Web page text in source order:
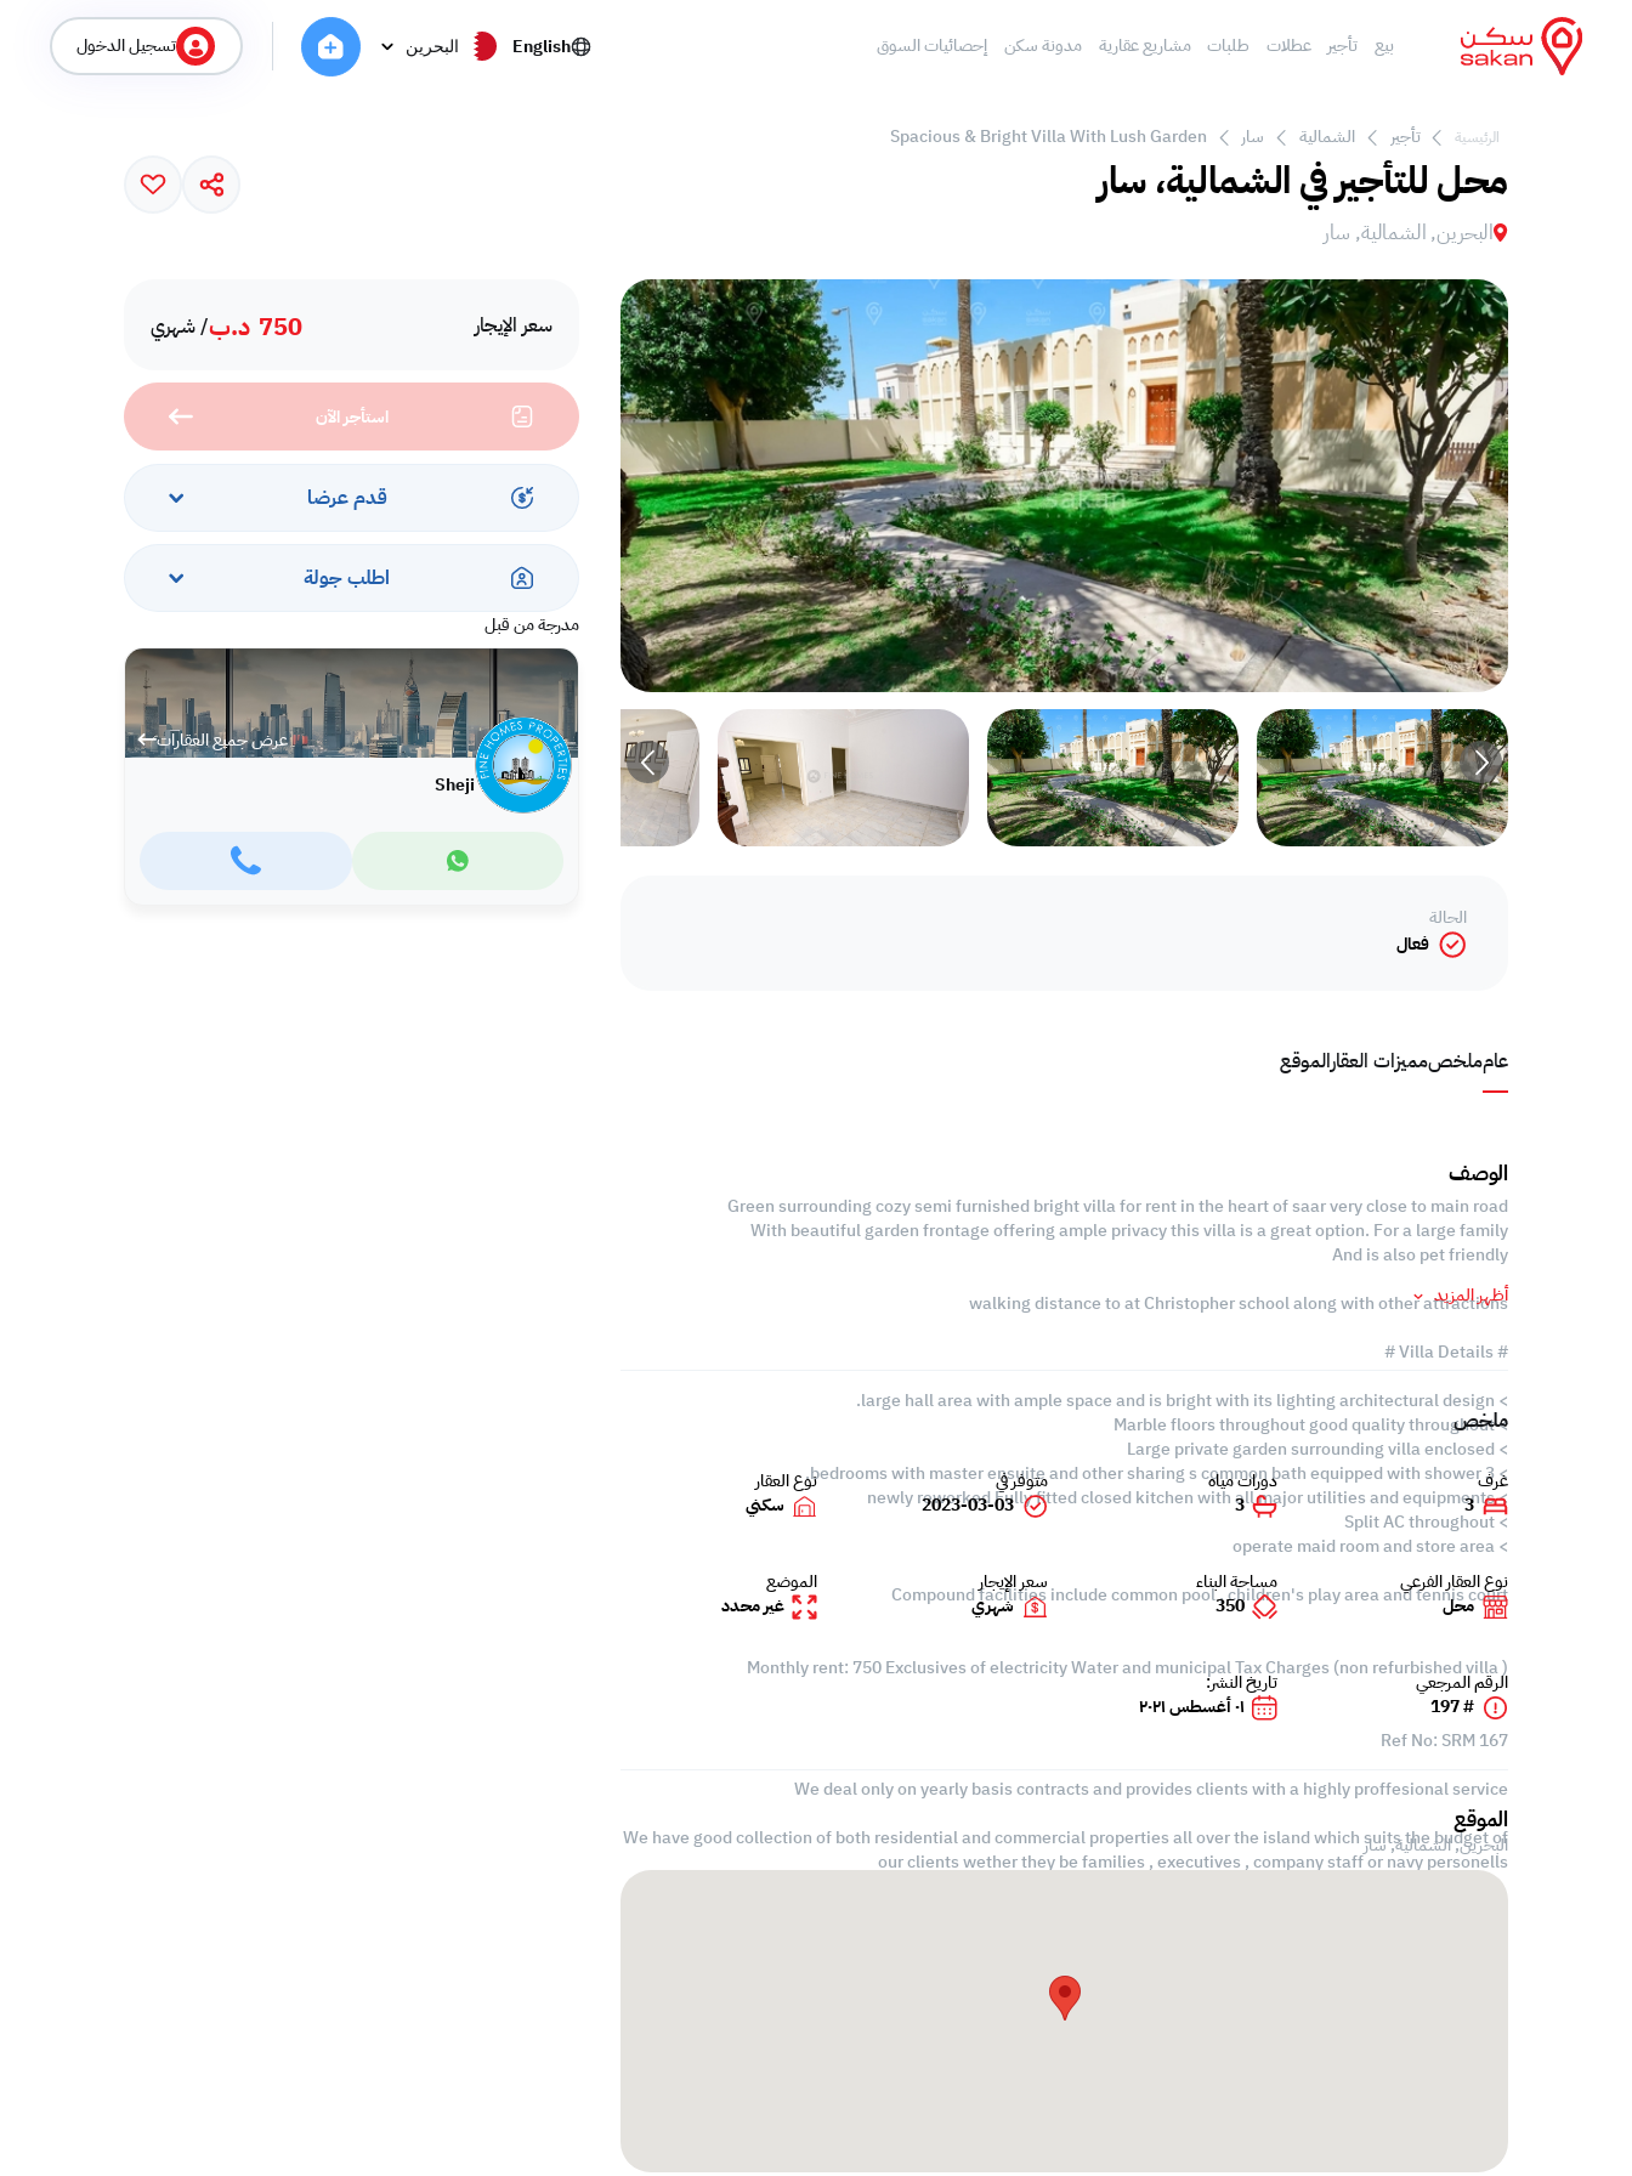
بيع تأجير عطلات طلبات مشاريع عقارية مدونة سكن إحصائيات السوق English البحرين تسجيل الدخول
الرئيسية تأجير الشمالية سار Spacious & Bright Villa With Lush Garden
محل للتأجير في الشمالية، سار
البحرين, الشمالية, سار
سعر الإيجار 750 د.ب/ شهري
استأجر الآن
قدم عرضا
اطلب جولة
مدرجة من قبل
عرض جميع العقارات
Sheji
عامملخصمميزات العقارالموقع
الحالة
فعال
الوصف
Green surrounding cozy semi furnished bright villa for rent in the heart of saar very close to main road
With beautiful garden frontage offering ample privacy this villa is a great option. For a large family
And is also pet friendly
walking distance to at Christopher school along with other attractions
# Villa Details #
> large hall area with ample space and is bright with its lighting architectural design.
> Marble floors throughout good quality throughout
> Large private garden surrounding villa enclosed
> 3 bedrooms with master ensuite and other sharing s common bath equipped with shower.
> newly reworked Fully fitted closed kitchen with all major utilities and equipments
> Split AC throughout
> operate maid room and store area
Compound facilities include common pool , children's play area and tennis court
Monthly rent: 750 Exclusives of electricity Water and municipal Tax Charges (non refurbished villa )
Ref No: SRM 167
We deal only on yearly basis contracts and provides clients with a highly proffesional service
We have good collection of both residential and commercial properties all over the island which suits the budget of
our clients wether they be families , executives , company staff or navy personells
أظهر المزيد
ملخص
غرف
3
دورات مياه
3
متوفر في
2023-03-03
نوع العقار
سكني
نوع العقار الفرعي
محل
مساحة البناء
350
سعر الإيجار
شهري
الموضع
غير محدد
الرقم المرجعي
# 197
تاريخ النشر:
٠١ أغسطس ٢٠٢١
الموقع
البحرين, الشمالية,سار